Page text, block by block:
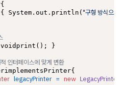
System.out.println(
"구형 방식으로
voidprint(); }
인터페이스에 맞게 변환
legacyPrinter = new LegacyPrinter